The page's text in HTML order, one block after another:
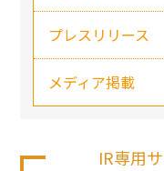
プレスリリース
メディア掲載
IR専用